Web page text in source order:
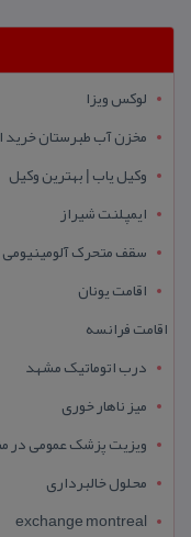
لوکس ویزا
مخزن آب طبرستان خرید
وکیل یاب | بهترین وکیل
ایمپلنت شیراز
سقف متحرک آلومینیومی
اقامت یونان
اقامت فرانسه
درب اتوماتیک مشهد
میز ناهار خوری
ویزیت پزشک عمومی در
محلول خالبرداری
exchange montreal